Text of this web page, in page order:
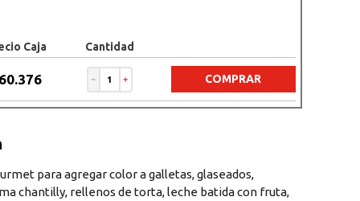
Caja Cantidad
60.376 ＋
－ COMPRAR
producto
para agregar color a galletas, glaseados,
chantilly, rellenos de torta, leche batida con fruta,